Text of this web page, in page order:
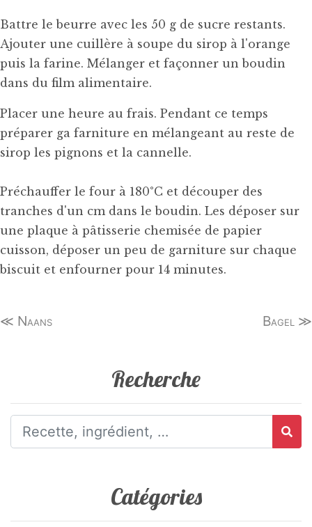
Battre le beurre avec les 50 g de sucre restants.
Ajouter une cuillère à soupe du sirop à l'orange
puis la farine. Mélanger et façonner un boudin
dans du film alimentaire.
Placer une heure au frais. Pendant ce temps
préparer ga farniture en mélangeant au reste de
sirop les pignons et la cannelle.
Préchauffer le four à 180°C et découper des
tranches d'un cm dans le boudin. Les déposer sur
une plaque à pâtisserie chemisée de papier
cuisson, déposer un peu de garniture sur chaque
biscuit et enfourner pour 14 minutes.
≪ Naans Bagel ≫
Recherche
Catégories